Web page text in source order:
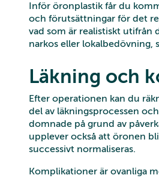
Inför öronplastik får du
och förutsättningar för det
vad som är realistiskt utifrån
narkos eller lokalbedövning,
Läkning och
Efter operationen kan du
del av läkningsprocessen
domnade på grund av
upplever också att öronen
successivt normaliseras.
Komplikationer är ovanliga